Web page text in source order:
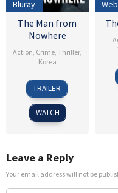
Bluray
The Man from
Nowhere
Action Crime ,Thriller,
Korea
4
Aug
2010
Lee
Jeong-
beom
TRAILER
WATCH
Leave a Reply
Your email address will not be